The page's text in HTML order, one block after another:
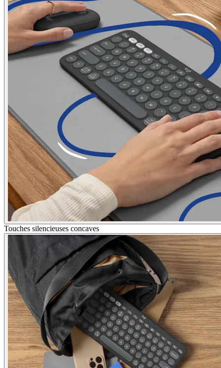
Touches silencieuses concaves